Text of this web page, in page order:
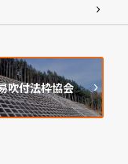
吹付法枠協会